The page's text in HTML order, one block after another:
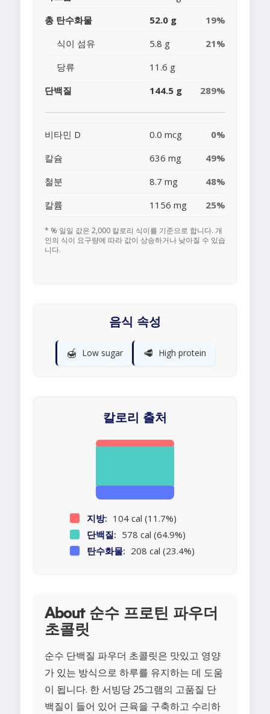
총 탄수화물
52.0 g
19%
식이 섬유
5.8 g
21%
당류
11.6 g
단백질
144.5 g 289%
비타민 D 0.0 mcg
0%
칼슘
636 mg
49%
철분
8.7 mg
48%
칼륨
1156 mg 25%
* % 일일 값은 2,000 칼로리 식이를 기준으로 합니다. 개
인의 식이 요구량에 따라 값이 상승하거나 낮아질 수 있습
니다.
음식 속성
🍯 Low sugar 🥩 High protein
칼로리 출처
지방: 104 cal (11.7%)
단백질: 578 cal (64.9%)
탄수화물: 208 cal (23.4%)
About 순수 프로틴 파우더
초콜릿
순수 단백질 파우더 초콜릿은 맛있고 영양
가 있는 방식으로 하루를 유지하는 데 도움
이 됩니다. 한 서빙당 25그램의 고품질 단
백질이 들어 있어 근육을 구축하고 수리하